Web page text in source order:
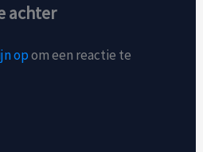
achter
opom een reactie te